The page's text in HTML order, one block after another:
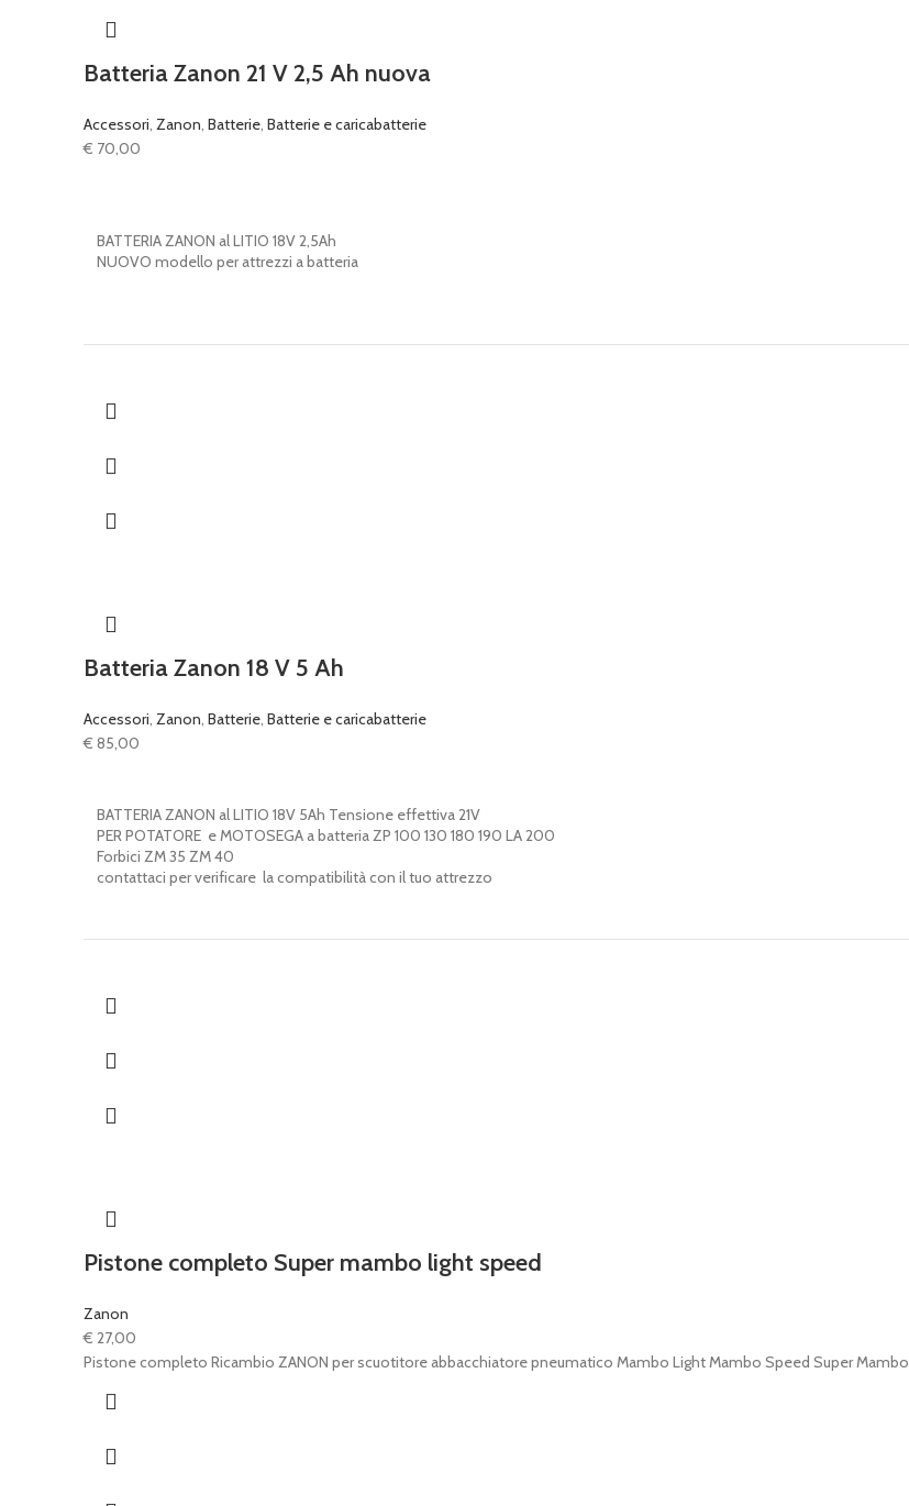
Batteria Zanon 21 V 2,5 Ah nuova
Accessori, Zanon, Batterie, Batterie e caricabatterie
€ 70,00
BATTERIA ZANON al LITIO 18V 2,5Ah
NUOVO modello per attrezzi a batteria
Batteria Zanon 18 V 5 Ah
Accessori, Zanon, Batterie, Batterie e caricabatterie
€ 85,00
BATTERIA ZANON al LITIO 18V 5Ah Tensione effettiva 21V
PER POTATORE e MOTOSEGA a batteria ZP 100 130 180 190 LA 200
Forbici ZM 35 ZM 40
contattaci per verificare la compatibilità con il tuo attrezzo
Pistone completo Super mambo light speed
Zanon
€ 27,00
Pistone completo Ricambio ZANON per scuotitore abbacchiatore pneumatico Mambo Light Mambo Speed Super Mambo